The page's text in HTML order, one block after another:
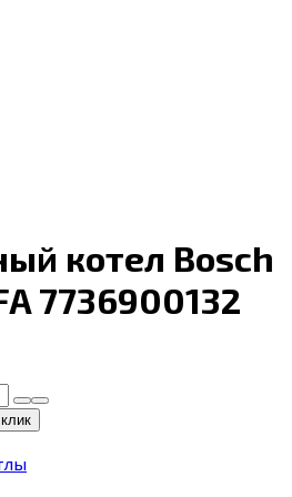
котел Bosch
7736900132